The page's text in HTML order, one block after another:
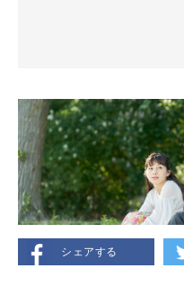
シェアする